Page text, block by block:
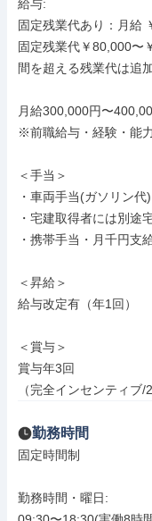
給与:
固定残業代あり：月給
固定残業代￥80,000〜
間を超える残業代は追
月給300,000円〜
※前職給与・経験・能
＜手当＞
・車両手当(ガソリン
・宅建取得者には別途
・携帯手当・月千円支
＜昇給＞
給与改定有（年1回）
＜賞与＞
賞与年3回
（完全インセンティブ/
勤務時間
固定時間制
勤務時間・曜日: